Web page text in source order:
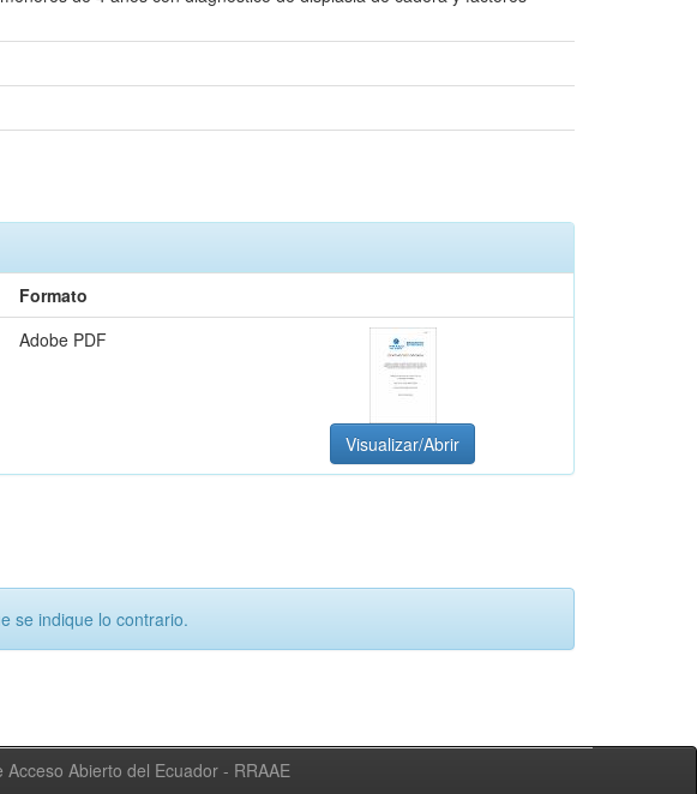
Formato
Adobe PDF
Visualizar/Abrir
se indique lo contrario.
Abierto del Ecuador - RRAAE